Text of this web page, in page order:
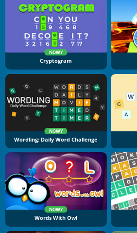
NOWY
Cryptogram
NOWY
Wordling: Daily Word Challenge
NOWY
Words With Owl